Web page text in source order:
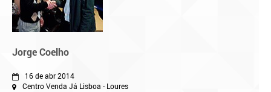
Jorge Coelho
16 de abr 2014
Centro Venda Já Lisboa - Loures